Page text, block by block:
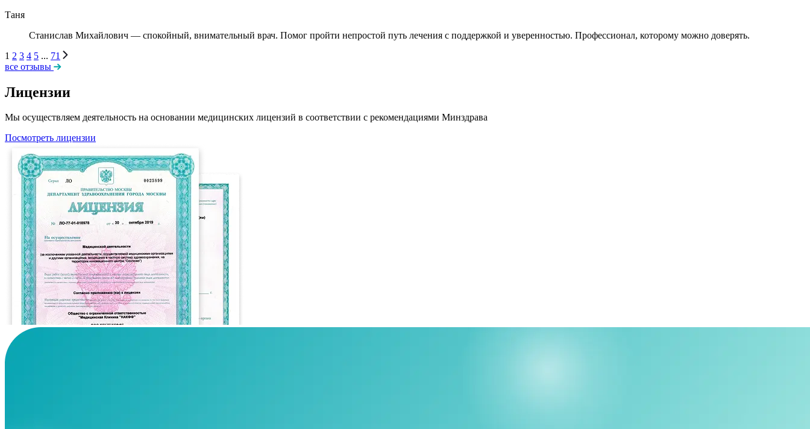
Таня
Станислав Михайлович — спокойный, внимательный врач. Помог пройти непростой путь лечения с поддержкой и уверенностью. Профессионал, которому можно доверять.
1 2 3 4 5 ... 71
все отзывы
Лицензии
Мы осуществляем деятельность на основании медицинских лицензий в соответствии с рекомендациями Минздрава
Посмотреть лицензии